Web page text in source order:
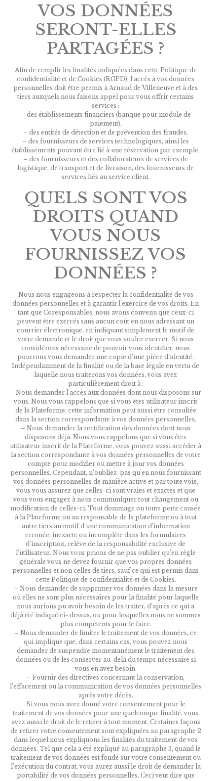
VOS DONNÉES
SERONT-ELLES
PARTAGÉES ?
Afin de remplir les finalités indiquées dans cette Politique de
confidentialité et de Cookies (RGPD), l’accès à vos données
personnelles doit être permis à Arnaud de Villeneuve et à des
tiers auxquels nous faisons appel pour vous offrir certains
services :
– des établissements financiers (banque pour module de
paiement),
– des entités de détection et de prévention des fraudes,
– des fournisseurs de services technologiques, ainsi les
établissements pouvant être lié à une réservation par exemple,
– des fournisseurs et des collaborateurs de services de
logistique, de transport et de livraison, des fournisseurs de
services liés au service client.
QUELS SONT VOS
DROITS QUAND
VOUS NOUS
FOURNISSEZ VOS
DONNÉES ?
Nous nous engageons à respecter la confidentialité de vos
données personnelles et à garantir l’exercice de vos droits. En
tant que Coresponsables, nous avons convenu que ceux-ci
peuvent être exercés sans aucun coût en nous adressant un
courrier électronique, en indiquant simplement le motif de
votre demande et le droit que vous voulez exercer. Si nous
considérons nécessaire de pouvoir vous identifier, nous
pourrons vous demander une copie d’une pièce d’identité.
Indépendamment de la finalité ou de la base légale en vertu de
laquelle nous traiterons vos données, vous avez
particulièrement droit à :
– Nous demander l’accès aux données dont nous disposons sur
vous. Nous vous rappelons que si vous êtes utilisateur inscrit
de la Plateforme, cette information peut aussi être consultée
dans la section correspondante à vos données personnelles.
– Nous demander la rectification des données dont nous
disposons déjà. Nous vous rappelons que si vous êtes
utilisateur inscrit de la Plateforme, vous pouvez aussi accéder à
la section correspondante à vos données personnelles de votre
compte pour modifier ou mettre à jour vos données
personnelles. Cependant, n’oubliez-pas qu’en nous fournissant
vos données personnelles de manière active et par toute voie,
vous vous assurez que celles-ci sont vraies et exactes et que
vous vous engagez à nous communiquer tout changement ou
modification de celles-ci. Tout dommage ou toute perte causée
à la Plateforme ou au responsable de la plateforme ou à tout
autre tiers au motif d’une communication d’information
erronée, inexacte ou incomplète dans les formulaires
d’inscription, relève de la responsabilité exclusive de
l’utilisateur. Nous vous prions de ne pas oublier qu’en règle
générale vous ne devez fournir que vos propres données
personnelles et non celles de tiers, sauf ce qui est permis dans
cette Politique de confidentialité et de Cookies.
– Nous demander de supprimer vos données dans la mesure
où elles ne sont plus nécessaires pour la finalité pour laquelle
nous aurions pu avoir besoin de les traiter, d’après ce qui a
déjà été indiqué ci- dessus, ou pour lesquelles nous ne sommes
plus compétents pour le faire.
– Nous demander de limiter le traitement de vos données, ce
qui implique que, dans certains cas, vous pouvez nous
demander de suspendre momentanément le traitement des
données ou de les conserver au-delà du temps nécessaire si
vous en avez besoin.
– Fournir des directives concernant la conservation,
l’effacement ou la communication de vos données personnelles
après votre décès.
Si vous nous avez donné votre consentement pour le
traitement de vos données pour une quelconque finalité, vous
avez aussi le droit de le retirer à tout moment. Certaines façons
de retirer votre consentement sont expliquées au paragraphe 2
dans lequel nous expliquons les finalités du traitement de vos
données. Tel que cela a été expliqué au paragraphe 3, quand le
traitement de vos données est fondé sur votre consentement ou
l’exécution du contrat, vous aurez aussi le droit de demander la
portabilité de vos données personnelles. Ceci veut dire que